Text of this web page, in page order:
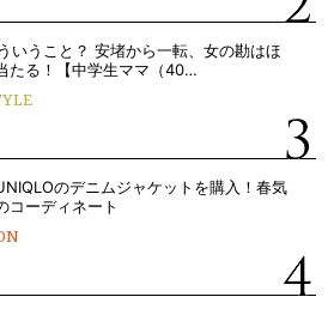
いうこと？ 安堵から一転、女の勘はほ
たる！【中学生ママ（40…
のデニムジャケットを購入！春気
コーディネート